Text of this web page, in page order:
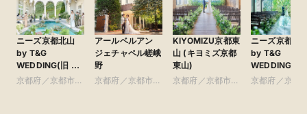
ニーズ京都北山
by T&G
WEDDING(旧 北
山迎賓館 京都)
京都府／京都市・
アールベルアン
ジェチャペル嵯峨
野
京都府／京都市・
KIYOMIZU京都東
山 (キヨミズ京都
東山)
京都府／京都市・
ニーズ京都烏
by T&G
WEDDING(旧
ンスタイルウ
京都府／京都